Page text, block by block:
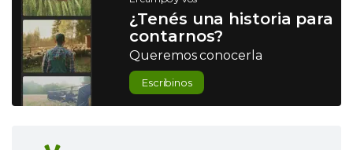
¿Tenés una historia para
contarnos?
Queremos conocerla
Escribinos